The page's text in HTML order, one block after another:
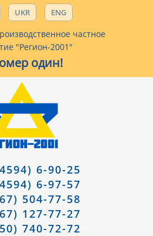
UKR ENG
частное
"Регион-2001"
один!
6-90-25
6-97-57
504-77-58
127-77-27
740-72-72